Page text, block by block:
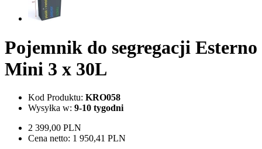
Pojemnik do segregacji Esterno
Mini 3 x 30L
Kod Produktu: KRO058
Wysyłka w: 9-10 tygodni
2 399,00 PLN
Cena netto: 1 950,41 PLN